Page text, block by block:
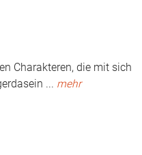
Charakteren, die mit sich
... mehr